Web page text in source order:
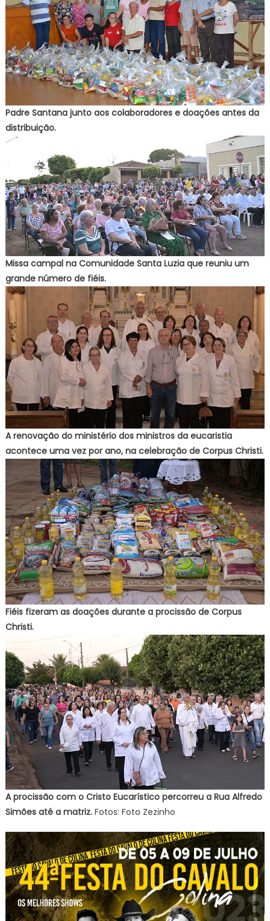
Padre Santana junto aos colaboradores e doações antes da
distribuição.
Missa campal na Comunidade Santa Luzia que reuniu um
grande número de fiéis.
A renovação do ministério dos ministros da eucaristia
acontece uma vez por ano, na celebração de Corpus Christi.
Fiéis fizeram as doações durante a procissão de Corpus
Christi.
A procissão com o Cristo Eucarístico percorreu a Rua Alfredo
Simões até a matriz. Fotos: Foto Zezinho